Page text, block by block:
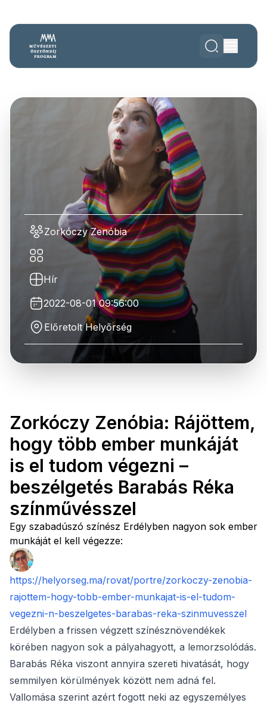
Zorkóczy Zenóbia
Hír
2022-08-01 09:56:00
Előretolt Helyőrség
Zorkóczy Zenóbia: Rájöttem,
hogy több ember munkáját
is el tudom végezni –
beszélgetés Barabás Réka
színművésszel
Egy szabadúszó színész Erdélyben nagyon sok ember
munkáját el kell végezze:
https://helyorseg.ma/rovat/portre/zorkoczy-zenobia-
rajottem-hogy-tobb-ember-munkajat-is-el-tudom-
vegezni-n-beszelgetes-barabas-reka-szinmuvesszel
Erdélyben a frissen végzett színésznövendékek
körében nagyon sok a pályahagyott, a lemorzsolódás.
Barabás Réka viszont annyira szereti hivatását, hogy
semmilyen körülmények között nem adná fel.
Vallomása szerint azért fogott neki az egyszemélyes